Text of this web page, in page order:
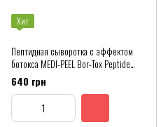
Хит
Пептидная сыворотка с эффектом
ботокса MEDI-PEEL Bor-Tox Peptide
Ampoule
640 грн